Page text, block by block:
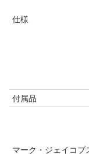
仕様
付属品
マーク・ジェイコブ